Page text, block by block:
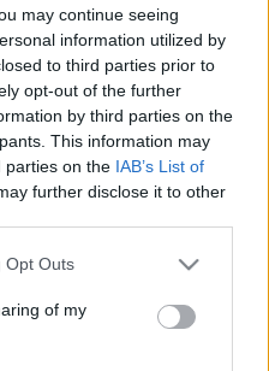
may continue seeing
information utilized by
to third parties prior to
opt-out of the further
by third parties on the
This information may
parties on the IAB’s List of
further disclose it to other
uses one or more Google
behaviour. You may click to
and its third-party tags to
purposes in below Google
Opt Outs
of my
(1886-1966), Marcel
Ernst (1891-1976) művei.
New York-i árverésén
forint) megvásárolt Ingres
1-ig lesz látható a
kiállítás keretében.
Ezek nagy része fotogram -
-, amelynél fényképezőgép